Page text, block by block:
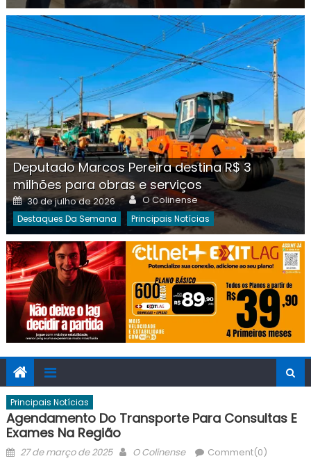
Deputado Marcos Pereira destina R$ 3
milhões para obras e serviços
Posted
on
30 de julho de 2026 Author
O Colinense
Destaques Da Semana Principais Notícias
Principais Notícias
Agendamento Do Transporte Para Consultas E
Exames Na Região
Posted
27 de março de 2025 Author
O Colinense Comment(0)